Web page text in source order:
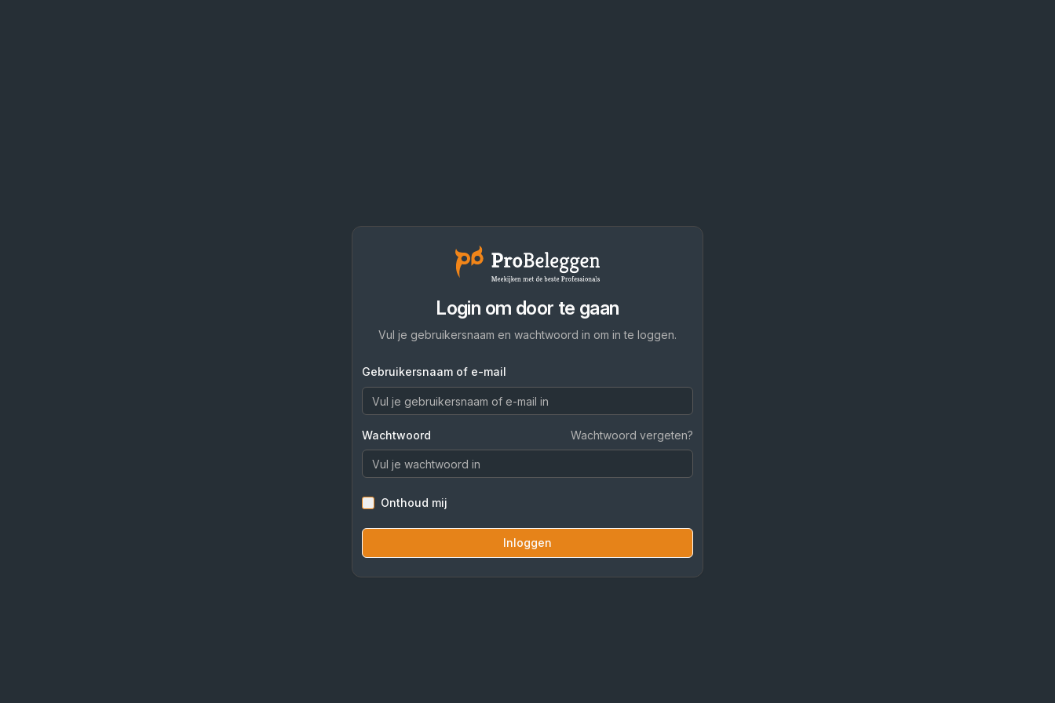
Login om door te gaan
Vul je gebruikersnaam en wachtwoord in om in te loggen.
Gebruikersnaam of e-mail
Wachtwoord Wachtwoord vergeten?
Onthoud mij
Inloggen